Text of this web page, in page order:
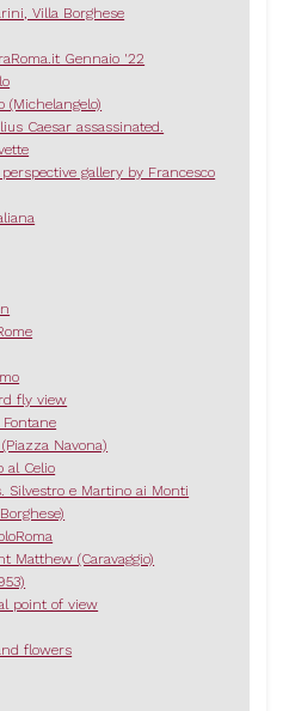
Villa Borghese
Gennaio '22
(Michelangelo)
Caesar assassinated.
gallery by Francesco
fly view
Navona)
al Celio
Silvestro e Martino ai Monti
Matthew (Caravaggio)
point of view
flowers